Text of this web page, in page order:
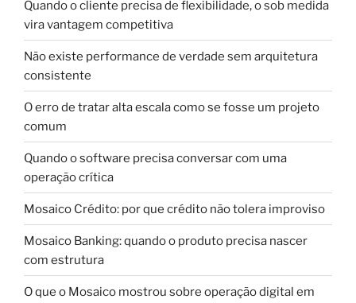
Quando o cliente precisa de flexibilidade, o sob medida
vira vantagem competitiva
Não existe performance de verdade sem arquitetura
consistente
O erro de tratar alta escala como se fosse um projeto
comum
Quando o software precisa conversar com uma
operação crítica
Mosaico Crédito: por que crédito não tolera improviso
Mosaico Banking: quando o produto precisa nascer
com estrutura
O que o Mosaico mostrou sobre operação digital em